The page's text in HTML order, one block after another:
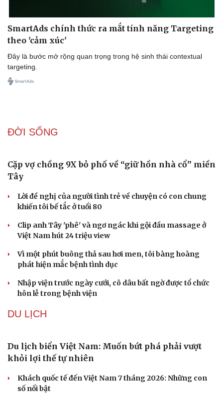
Cải chính
SmartAds chính thức ra mắt tính năng Targeting
theo 'cảm xúc'
Đây là bước mở rộng quan trọng trong hệ sinh thái contextual
targeting.
ĐỜI SỐNG
Cặp vợ chồng 9X bỏ phố về “giữ hồn nhà cổ” miền
Tây
Lời đề nghị của người tình trẻ về chuyện có con chung
khiến tôi bế tắc ở tuổi 80
Clip anh Tây 'phê' và ngơ ngác khi gội đầu massage ở
Việt Nam hút 24 triệu view
Vì một phút buông thả sau hơi men, tôi bàng hoàng
phát hiện mắc bệnh tình dục
Nhập viện trước ngày cưới, cô dâu bất ngờ được tổ chức
hôn lễ trong bệnh viện
DU LỊCH
Du lịch biển Việt Nam: Muốn bứt phá phải vượt
khỏi lợi thế tự nhiên
Khách quốc tế đến Việt Nam 7 tháng 2026: Những con
số nổi bật